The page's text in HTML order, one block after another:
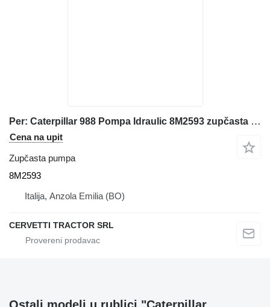
Per: Caterpillar 988 Pompa Idraulic 8M2593 zupčasta pumpa za Caterpillar 988 prednjeg utovarivača
Cena na upit
Zupčasta pumpa
8M2593
Italija, Anzola Emilia (BO)
CERVETTI TRACTOR SRL